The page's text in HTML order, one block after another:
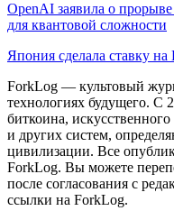
OpenAI заявила о
для квантовой сложности
Япония сделала ставку
ForkLog — культовый
технологиях будущего. С
биткоина,
и других систем,
цивилизации. Все
ForkLog. Вы можете
после согласования с
ссылки на ForkLog.